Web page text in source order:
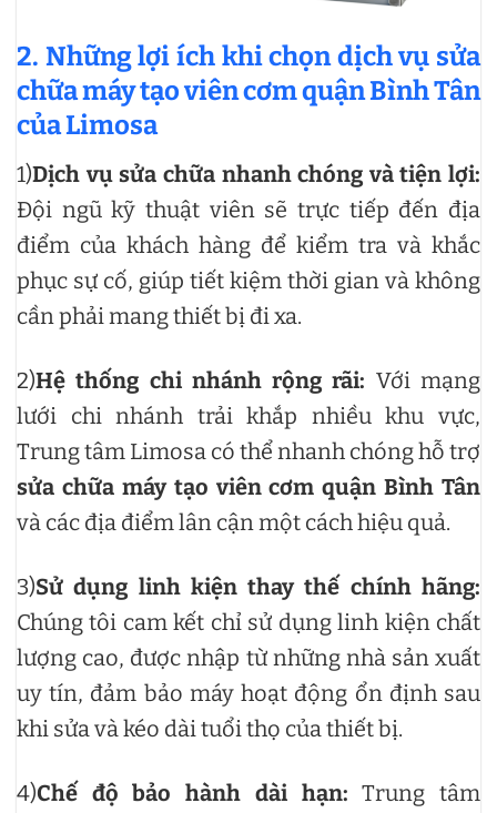
2. Những lợi ích khi chọn dịch vụ sửa
chữa máy tạo viên cơm quận Bình Tân
của Limosa
1)Dịch vụ sửa chữa nhanh chóng và tiện lợi:
Đội ngũ kỹ thuật viên sẽ trực tiếp đến địa
điểm của khách hàng để kiểm tra và khắc
phục sự cố, giúp tiết kiệm thời gian và không
cần phải mang thiết bị đi xa.
2)Hệ thống chi nhánh rộng rãi: Với mạng
lưới chi nhánh trải khắp nhiều khu vực,
Trung tâm Limosa có thể nhanh chóng hỗ trợ
sửa chữa máy tạo viên cơm quận Bình Tân
và các địa điểm lân cận một cách hiệu quả.
3)Sử dụng linh kiện thay thế chính hãng:
Chúng tôi cam kết chỉ sử dụng linh kiện chất
lượng cao, được nhập từ những nhà sản xuất
uy tín, đảm bảo máy hoạt động ổn định sau
khi sửa và kéo dài tuổi thọ của thiết bị.
4)Chế độ bảo hành dài hạn:Trung tâm